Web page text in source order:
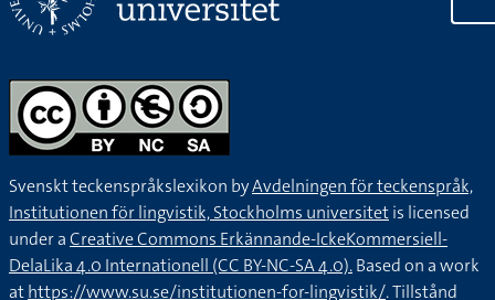
Svenskt teckenspråkslexikon byAvdelningen för teckenspråk,
Institutionen för lingvistik, Stockholms universitetis licensed
under aCreative Commons Erkännande-IckeKommersiell-
DelaLika 4.0 Internationell (CC BY-NC-SA 4.0).Based on a work
athttps://www.su.se/institutionen-for-lingvistik/. Tillstånd